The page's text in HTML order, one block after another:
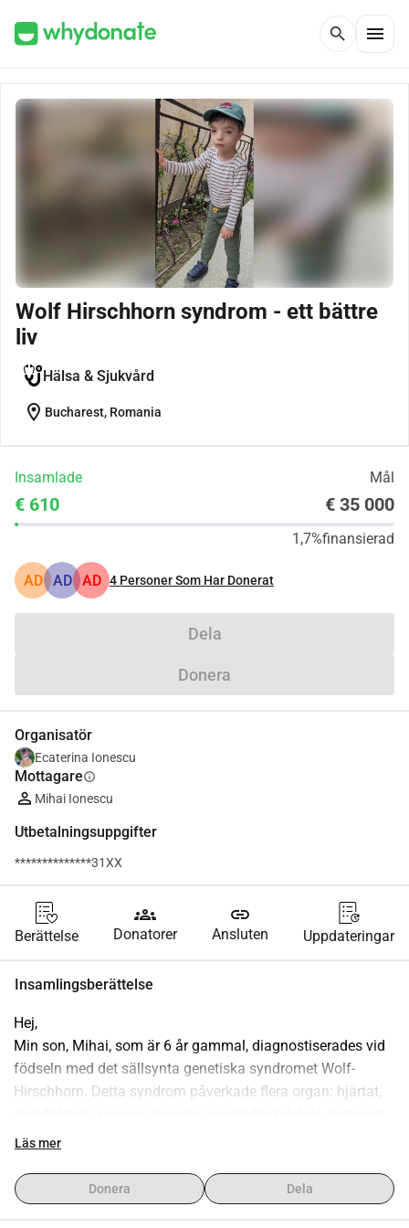
search menu
Wolf Hirschhorn syndrom - ett bättre
liv
Hälsa & Sjukvård
location_on Bucharest, Romania
Insamlade Mål
€ 610 € 35 000
1,7%finansierad
AD AD AD 4 Personer Som Har Donerat
Dela
Donera
Organisatör
Ecaterina Ionescu
Mottagareinfo
Mihai Ionescu
Utbetalningsuppgifter
**************31XX
Berättelse
groups
Donatorer
link
Ansluten Uppdateringar
Insamlingsberättelse
Hej,
Min son, Mihai, som är 6 år gammal, diagnostiserades vid
födseln med det sällsynta genetiska syndromet Wolf-
Hirschhorn. Detta syndrom påverkade flera organ: hjärtat,
med gång- och balansstörningar och särskilt hans hjärna
funktionsnedsättning, avsaknad av tal och epilepsi.
Han har gått igenom många prövningar i sitt liv, men han
Läs mer
Donera Dela